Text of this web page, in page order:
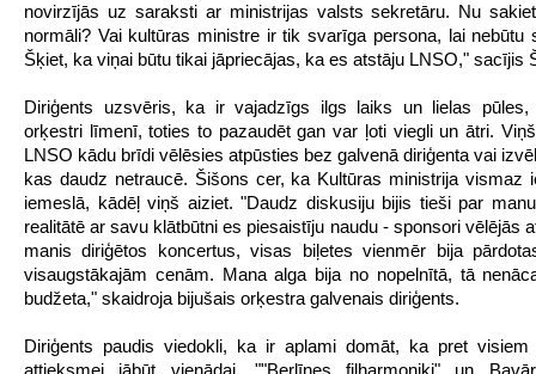
novirzījās uz saraksti ar ministrijas valsts sekretāru. Nu
normāli? Vai kultūras ministre ir tik svarīga persona, lai nebūtu
Šķiet, ka viņai būtu tikai jāpriecājas, ka es atstāju LNSO," sacījis
Diriģents uzsvēris, ka ir vajadzīgs ilgs laiks un lielas pūles,
orķestri līmenī, toties to pazaudēt gan var ļoti viegli un ātri.
LNSO kādu brīdi vēlēsies atpūsties bez galvenā diriģenta vai
kas daudz netraucē. Šišons cer, ka Kultūras ministrija vismaz
iemeslā, kādēļ viņš aiziet. "Daudz diskusiju bijis tieši par
realitātē ar savu klātbūtni es piesaistīju naudu - sponsori vēlējās
manis diriģētos koncertus, visas biļetes vienmēr bija
visaugstākajām cenām. Mana alga bija no nopelnītā, tā
budžeta," skaidroja bijušais orķestra galvenais diriģents.
Diriģents paudis viedokli, ka ir aplami domāt, ka pret visiem
attieksmei jābūt vienādai. ""Berlīnes filharmoniķi" un